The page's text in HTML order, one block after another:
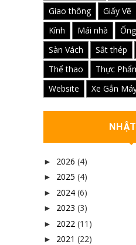
Giao thông
Giấy Vẽ
Kính
Mái nhà
Sàn Vách
Sắt thép
Thể thao
Thực
Website
Xe Gắn
► 2026 (4)
► 2025 (4)
► 2024 (6)
► 2023 (3)
► 2022 (11)
► 2021 (22)